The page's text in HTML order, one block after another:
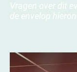
Vragen over dit
de envelop